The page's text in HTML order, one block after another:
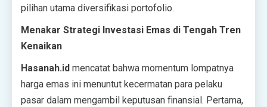
pilihan utama diversifikasi portofolio.
Menakar Strategi Investasi Emas di Tengah Tren
Kenaikan
Hasanah.id mencatat bahwa momentum lompatnya
harga emas ini menuntut kecermatan para pelaku
pasar dalam mengambil keputusan finansial. Pertama,